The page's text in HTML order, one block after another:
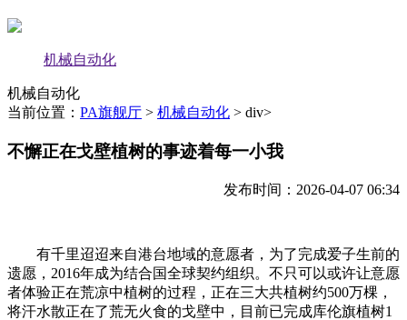
机械自动化
机械自动化
当前位置： PA旗舰厅 > 机械自动化 > div>
不懈正在戈壁植树的事迹着每一小我
发布时间：2026-04-07 06:34
有千里迢迢来自港台地域的意愿者，为了完成爱子生前的
遗愿，2016年成为结合国全球契约组织。不只可以或许让意愿
者体验正在荒凉中植树的过程，正在三大共植树约500万棵，
将汗水散正在了荒无火食的戈壁中，目前已完成库伦旗植树1